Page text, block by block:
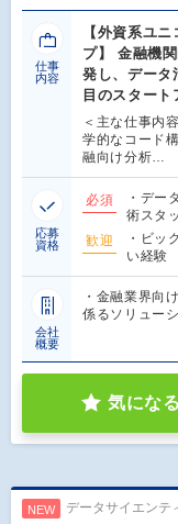
仕事
内容
【外資系ユ
プ】 金融機
発し、データ
目のスタート
＜主な仕事内
学的なコード
融向け分析…
応募
資格
必須
・デー
術スタ
歓迎
・ビッ
い経験
会社
概要
・金融業界向
係るソリュー
気になる
NEW データサイエンテ